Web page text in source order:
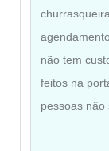
não tem
feitos na
pessoas não